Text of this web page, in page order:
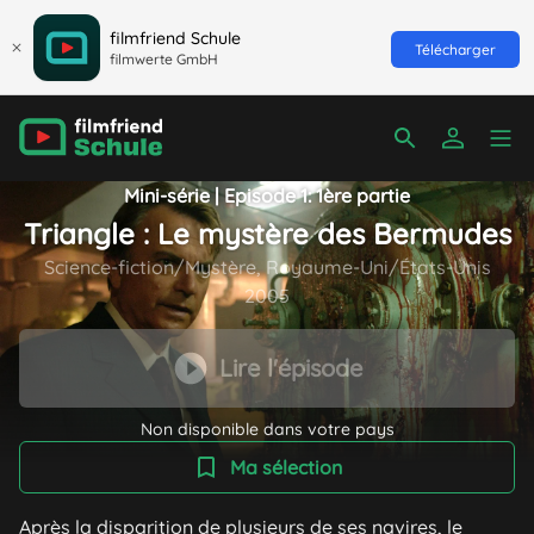
filmfriend Schule
filmwerte GmbH
Télécharger
Mini-série | Episode 1: 1ère partie
Triangle : Le mystère des Bermudes
Science-fiction/Mystère, Royaume-Uni/États-Unis
2005
Lire l'épisode
Non disponible dans votre pays
Ma sélection
Après la disparition de plusieurs de ses navires, le